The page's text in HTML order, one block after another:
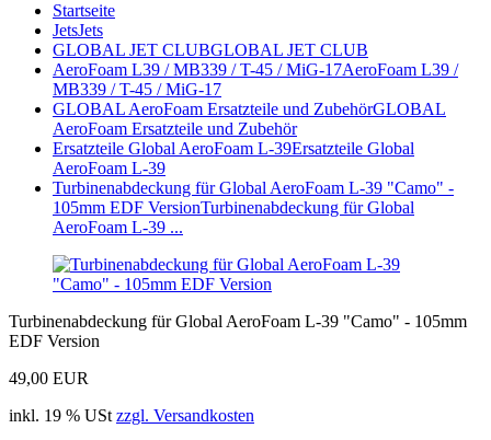
Startseite
JetsJets
GLOBAL JET CLUBGLOBAL JET CLUB
AeroFoam L39 / MB339 / T-45 / MiG-17AeroFoam L39 /
MB339 / T-45 / MiG-17
GLOBAL AeroFoam Ersatzteile und ZubehörGLOBAL
AeroFoam Ersatzteile und Zubehör
Ersatzteile Global AeroFoam L-39Ersatzteile Global
AeroFoam L-39
Turbinenabdeckung für Global AeroFoam L-39 "Camo" -
105mm EDF VersionTurbinenabdeckung für Global
AeroFoam L-39 ...
Turbinenabdeckung für Global AeroFoam L-39 "Camo" - 105mm
EDF Version
49,00 EUR
inkl. 19 % USt zzgl. Versandkosten